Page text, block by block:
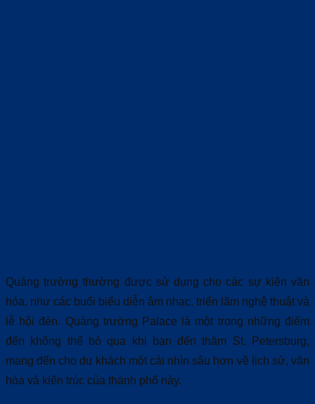
Quảng trường thường được sử dụng cho các sự kiện văn
hóa, như các buổi biểu diễn âm nhạc, triển lãm nghệ thuật và
lễ hội đèn. Quảng trường Palace là một trong những điểm
đến không thể bỏ qua khi bạn đến thăm St. Petersburg,
mang đến cho du khách một cái nhìn sâu hơn về lịch sử, văn
hóa và kiến trúc của thành phố này.